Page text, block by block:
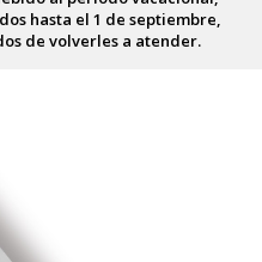
hasta el 1 de septiembre,
de volverles a atender.